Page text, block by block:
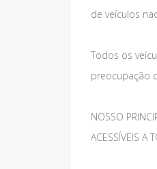
de veículos
Todos os
preocupação
NOSSO
ACESSÍVEIS A